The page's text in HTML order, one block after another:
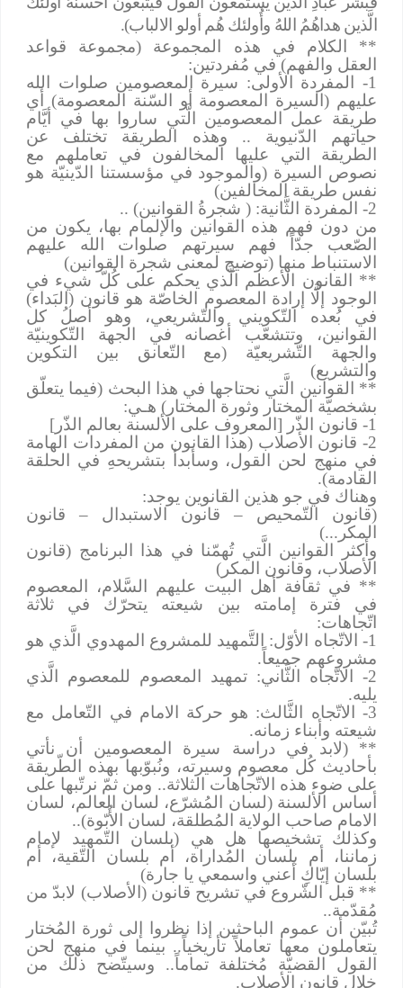
الَّذين هداهُمُ اللهُ وأُولئك هُم أولو الالباب).
** الكلام في هذه المجموعة (مجموعة قواعد
العقل والفهم) في مُفردتين:
1- المفردة الأولى: سيرة المعصومين صلوات الله
عليهم (السيرة المعصومة أو السّنة المعصومة) أي
طريقة عمل المعصومين الَّتي ساروا بها في أيَّام
حياتهم الدّنيوية .. وهذه الطريقة تختلف عن
الطريقة التي عليها المخالفون في تعاملهم مع
نصوص السيرة (والموجود في مؤسستنا الدّينيّة هو
نفس طريقة المخالفين)
2- المفردة الثَّانية: ( شجرةُ القوانين) ..
من دون فهم هذه القوانين والإلمام بها، يكون من
الصّعب جدّاً فهم سيرتهم صلوات الله عليهم
الاستنباط منها (توضيح لمعنى شجرة القوانين)
** القانون الأعظم الَّذي يحكم على كُلّ شيء في
الوجود إلَّا إرادة المعصوم الخاصّة هو قانون (البَداء)
في بُعده التّكويني والتّشريعي، وهو أصلُ كل
القوانين، وتتشعّب أغصانه في الجهة التّكوينيّة
والجهة التّشريعيّة (مع التّعانق بين التكوين
والتشريع)
** القوانين الَّتي نحتاجها في هذا البحث (فيما يتعلّق
بشخصيّة المختار وثورة المختار) هـي:
2- قانون الأصلاب (هذا القانون من المفردات الهامة
في منهج لحن القول، وسأبدأ بتشريحهِ في الحلقة
القادمة).
وهناك في جو هذين القانوين يوجد:
(قانون التّمحيص – قانون الاستبدال – قانون
المكر...)
وأكثر القوانين الَّتي تُهمّنا في هذا البرنامج (قانون
الأصلاب، وقانون المكر)
** في ثقافة أهل البيت عليهم السَّلام، المعصوم
في فترة إمامته بين شيعته يتحرّك في ثلاثة
اتّجاهات:
1- الاتّجاه الأوّل: التَّمهيد للمشروع المهدوي الَّذي هو
مشروعهم جميعاً.
2- الاتّجاه الثَّاني: تمهيد المعصوم للمعصوم الَّذي
يليه.
3- الاتّجاه الثَّالث: هو حركة الامام في التّعامل مع
شيعته وأبناء زمانه.
** (لابد في دراسة سيرة المعصومين أن نأتي
بأحاديث كُل معصوم وسيرته، ونُبوّبها بهذه الطّريقة
على ضوء هذه الاتّجاهات الثلاثة.. ومن ثمّ نرتّبها على
أساس الألسنة (لسان المُشرّع، لسان العالم، لسان
الامام صاحب الولاية المُطلقة، لسان الأُبّوة)..
وكذلك تشخيصها هل هي (بلسان التّمهيد لإمام
زماننا، أم بلسان المُداراة، أم بلسان التّقية، أم
بلسان إيّاكِ أعني واسمعي يا جارة)
** قبل الشّروع في تشريح قانون (الأصلاب) لابدّ من
مُقدّمة..
تُبيّن أن عموم الباحثين إذا نظروا إلى ثورة المُختار
يتعاملون معها تعاملاً تأريخياً.. بينما في منهج لحن
القول القضيّة مُختلفة تماماً.. وسيتّضح ذلك من
خلال قانون الأصلاب.